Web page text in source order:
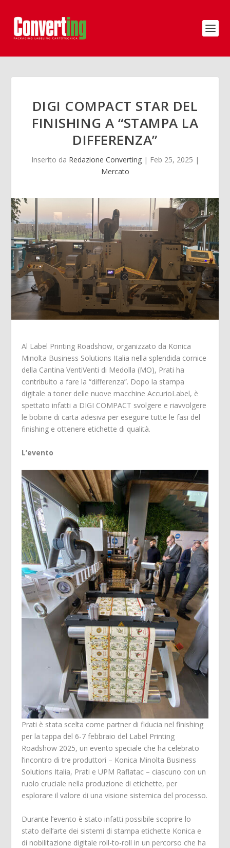
DIGI COMPACT STAR DEL
FINISHING A “STAMPA LA
DIFFERENZA”
Inserito da Redazione Converting| Feb 25, 2025 |
Mercato
Al Label Printing Roadshow, organizzato da Konica
Minolta Business Solutions Italia nella splendida cornice
della Cantina VentiVenti di Medolla (MO), Prati ha
contribuito a fare la “differenza”. Dopo la stampa
digitale a toner delle nuove macchine AccurioLabel, è
spettato infatti a DIGI COMPACT svolgere e riavvolgere
le bobine di carta adesiva per eseguire tutte le fasi del
finishing e ottenere etichette di qualità.
L’evento
Prati è stata scelta come partner di fiducia nel finishing
per la tappa del 6-7 febbraio del Label Printing
Roadshow 2025, un evento speciale che ha celebrato
l’incontro di tre produttori – Konica Minolta Business
Solutions Italia, Prati e UPM Raflatac – ciascuno con un
ruolo cruciale nella produzione di etichette, per
esplorare il valore di una visione sistemica del processo.
Durante l’evento è stato infatti possibile scoprire lo
stato dell’arte dei sistemi di stampa etichette Konica e
di nobilitazione digitale roll-to-roll in un percorso che ha